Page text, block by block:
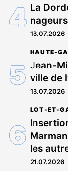
La
18.07.2026
HAUTE-
Jean-
ville de
13.07.2026
LOT-ET-
les
21.07.2026